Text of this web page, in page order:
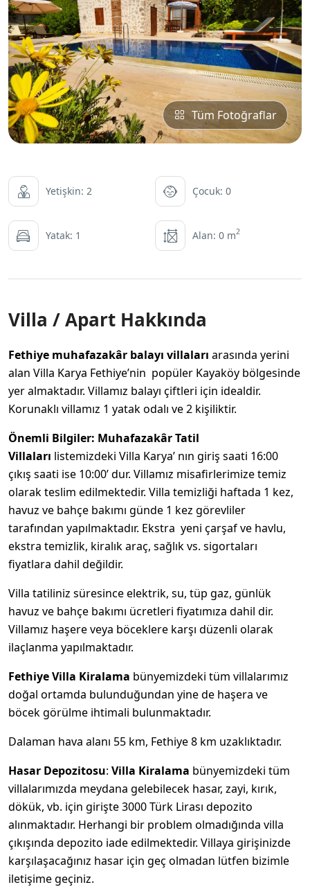
Tüm Fotoğraflar
Yetişkin: 2 Çocuk: 0
Yatak: 1 Alan: 0 m2
Villa / Apart Hakkında
Fethiye muhafazakâr balayı villaları arasında yerini
alan Villa Karya Fethiye’nin popüler Kayaköy bölgesinde
yer almaktadır. Villamız balayı çiftleri için idealdir.
Korunaklı villamız 1 yatak odalı ve 2 kişiliktir.
Önemli Bilgiler: MuhafazakârTatil
Villaları listemizdeki Villa Karya’ nın giriş saati 16:00
çıkış saati ise 10:00’ dur. Villamız misafirlerimize temiz
olarak teslim edilmektedir. Villa temizliği haftada 1 kez,
havuz ve bahçe bakımı günde 1 kez görevliler
tarafından yapılmaktadır. Ekstra yeni çarşaf ve havlu,
ekstra temizlik, kiralık araç, sağlık vs. sigortaları
fiyatlara dahil değildir.
Villa tatiliniz süresince elektrik, su, tüp gaz, günlük
havuz ve bahçe bakımı ücretleri fiyatımıza dahil dir.
Villamız haşere veya böceklere karşı düzenli olarak
ilaçlanma yapılmaktadır.
Fethiye Villa Kiralama bünyemizdeki tüm villalarımız
doğal ortamda bulunduğundan yine de haşera ve
böcek görülme ihtimali bulunmaktadır.
Dalaman hava alanı 55 km, Fethiye 8 km uzaklıktadır.
Hasar Depozitosu: Villa Kiralama bünyemizdeki tüm
villalarımızda meydana gelebilecek hasar, zayi, kırık,
dökük, vb. için girişte 3000 Türk Lirası depozito
alınmaktadır. Herhangi bir problem olmadığında villa
çıkışında depozito iade edilmektedir. Villaya girişinizde
karşılaşacağınız hasar için geç olmadan lütfen bizimle
iletişime geçiniz.